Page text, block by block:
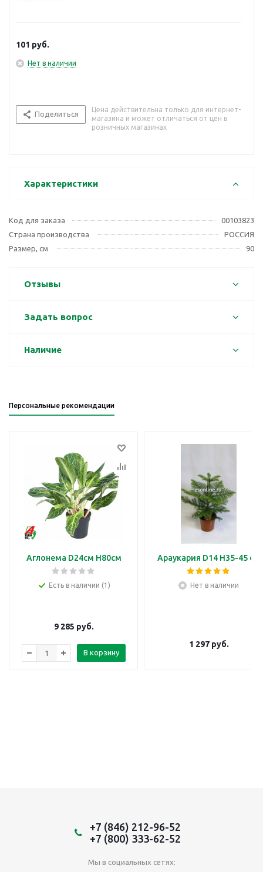
101 руб.
Нет в наличии
Поделиться
Цена действительна только для интернет-
магазина и может отличаться от цен в
розничных магазинах
Характеристики
Код для заказа
00103823
Страна производства
РОССИЯ
Размер, см
90
Отзывы
Задать вопрос
Наличие
Персональные рекомендации
Аглонема D24см H80см
Есть в наличии (1)
9 285 руб.
В корзину
Араукария D14 H35-45 см
Нет в наличии
1 297руб.
+7 (846) 212-96-52
+7 (800) 333-62-52
Мы в социальных сетях: